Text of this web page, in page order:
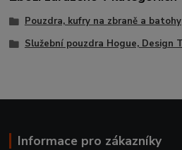
Pouzdra, kufry na zbraně a batohy
Služební pouzdra Hogue, Design
Informace pro zákazníky